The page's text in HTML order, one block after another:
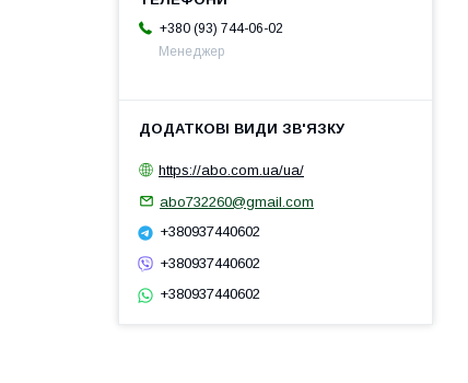
+380 (93) 744-06-02
Менеджер
https://abo.com.ua/ua/
abo732260@gmail.com
+380937440602
+380937440602
+380937440602